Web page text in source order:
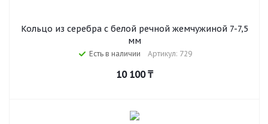
Кольцо из серебра с белой речной жемчужиной 7-7,5
мм
Есть в наличии Артикул: 729
10 100₸